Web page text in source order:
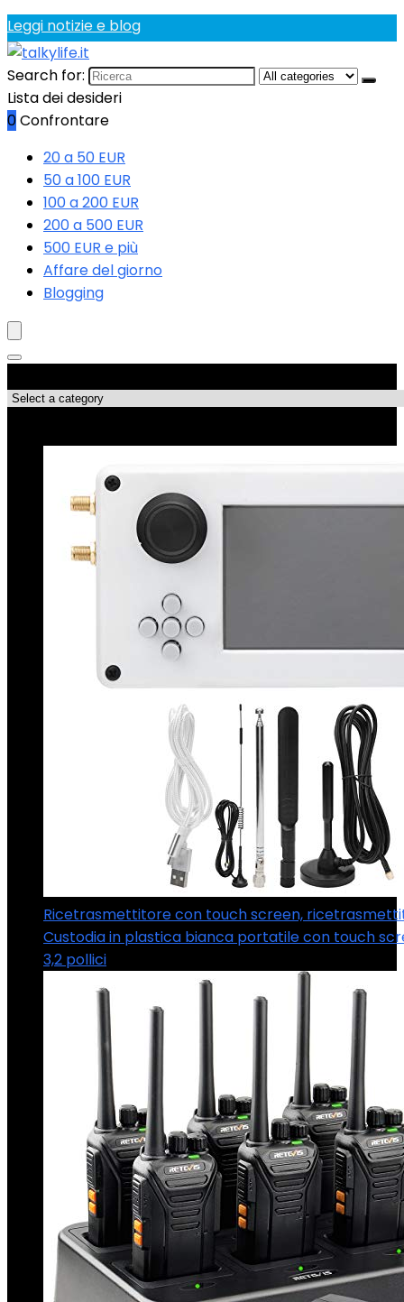
Leggi notizie e blog
Search for:
Lista dei desideri
0Confrontare
20 a 50 EUR
50 a 100 EUR
100 a 200 EUR
200 a 500 EUR
500 EUR e più
Affare del giorno
Blogging
Ricetrasmettitore con touch screen,
Custodia in plastica bianca portatile con touch
3,2 pollici